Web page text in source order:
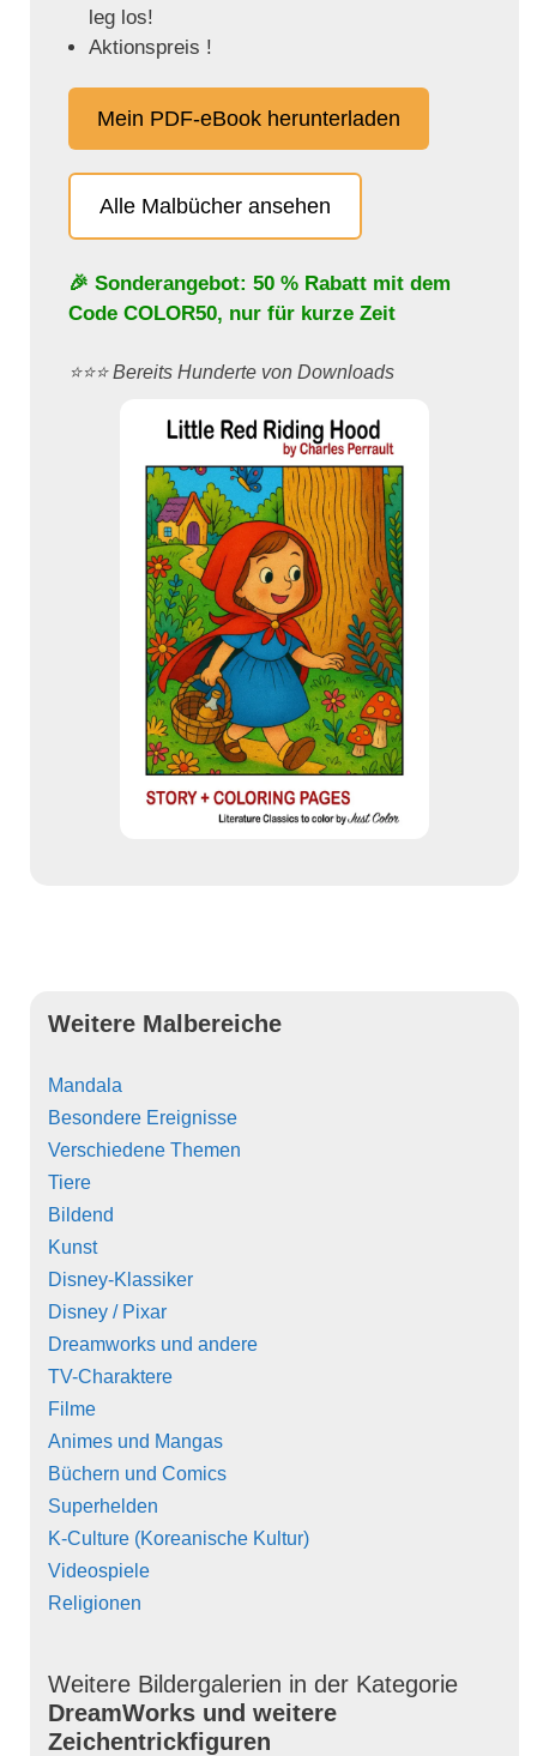
leg los!
Aktionspreis !
Mein PDF-eBook herunterladen
Alle Malbücher ansehen
🎉 Sonderangebot: 50 % Rabatt mit dem
Code COLOR50, nur für kurze Zeit
⭐️⭐️⭐️ Bereits Hunderte von Downloads
Weitere Malbereiche
Mandala
Besondere Ereignisse
Verschiedene Themen
Tiere
Bildend
Kunst
Disney-Klassiker
Disney / Pixar
Dreamworks und andere
TV-Charaktere
Filme
Animes und Mangas
Büchern und Comics
Superhelden
K-Culture (Koreanische Kultur)
Videospiele
Religionen
Weitere Bildergalerien in der Kategorie
DreamWorks und weitere
Zeichentrickfiguren